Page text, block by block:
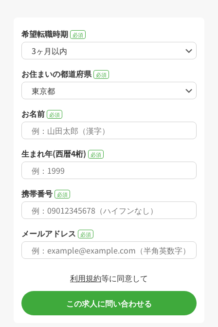
希望転職時期 必須
お住まいの都道府県 必須
お名前 必須
生まれ年(西暦4桁) 必須
携帯番号 必須
メールアドレス 必須
利用規約等に同意して
この求人に問い合わせる